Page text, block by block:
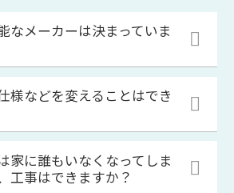
なメーカーは決まっていま
様などを変えることはでき
家に誰もいなくなってしま
工事はできますか？